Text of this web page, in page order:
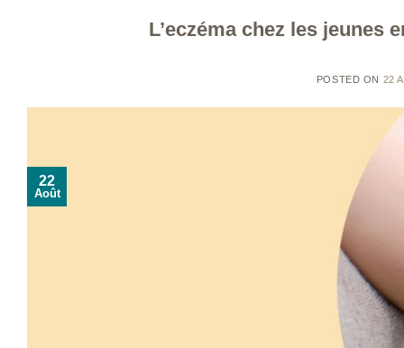
L’eczéma chez les jeunes
POSTED ON 22
22
Août